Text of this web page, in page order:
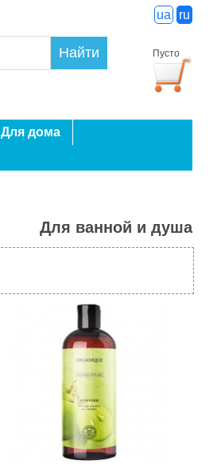
ua ru
Пусто
Найти
Для дома
Для ванной и душа